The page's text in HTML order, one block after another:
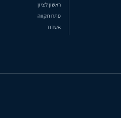
ראשון לציון
פתח תקווה
אשדוד